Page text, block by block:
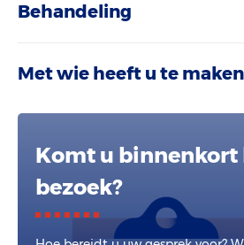
Behandeling
Met wie heeft u te
Komt u binnenkort
bezoek?